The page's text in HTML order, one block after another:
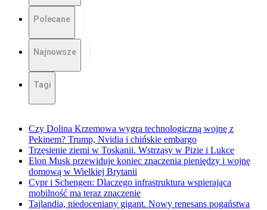
Polecane
Najnowsze
Tagi
Czy Dolina Krzemowa wygra technologiczną wojnę z
Pekinem? Trump, Nvidia i chińskie embargo
Trzęsienie ziemi w Toskanii. Wstrząsy w Pizie i Lukce
Elon Musk przewiduje koniec znaczenia pieniędzy i wojnę
domową w Wielkiej Brytanii
Cypr i Schengen: Dlaczego infrastruktura wspierająca
mobilność ma teraz znaczenie
Tajlandia, niedoceniany gigant. Nowy renesans pogaństwa